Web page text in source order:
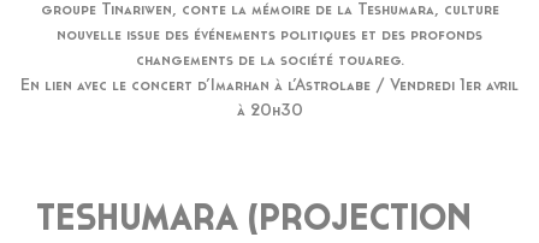
groupe Tinariwen, conte la mémoire de la Teshumara, culture
nouvelle issue des événements politiques et des profonds
changements de la société touareg.
En lien avec le concert d’Imarhan à l’Astrolabe / Vendredi 1er avril
à 20h30
TESHUMARA (PROJECTION